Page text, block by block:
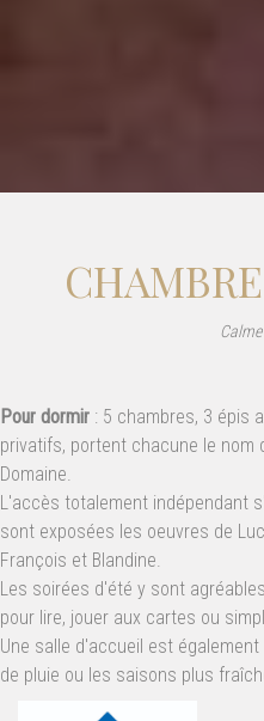
Pour dormir : 5 chambres, 3 épis
privatifs, portent chacune le nom
Domaine.
L'accès totalement indépendant
sont exposées les oeuvres de
François et Blandine.
Les soirées d'été y sont
pour lire, jouer aux cartes ou
Une salle d'accueil est
de pluie ou les saisons plus